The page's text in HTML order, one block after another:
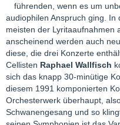
führenden, wenn es um
audiophilen Anspruch ging.
meisten der Lyritaaufnahmen
anscheinend werden auch
diese, die drei Konzerte
Cellisten Raphael Wallfisch
sich das knapp 30-minütige
diesem 1991 komponierten
Orchesterwerk überhaupt,
Schwanengesang und so